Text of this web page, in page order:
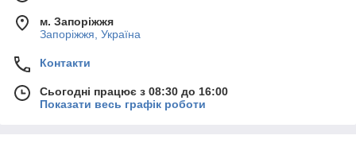
м. Запоріжжя
Запоріжжя, Україна
Контакти
Сьогодні працює з 08:30 до 16:00
Показати весь графік роботи